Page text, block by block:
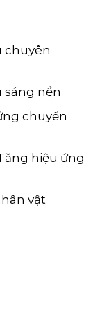
chuyên
sáng nền
chuyển
hiệu ứng
vật